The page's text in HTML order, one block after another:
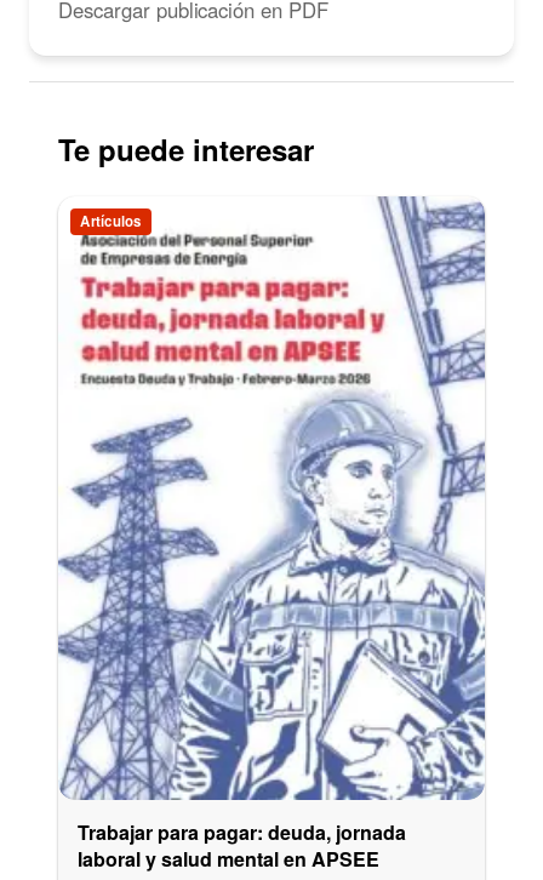
Descargar publicación en PDF
Te puede interesar
Artículos
Trabajar para pagar: deuda, jornada
laboral y salud mental en APSEE